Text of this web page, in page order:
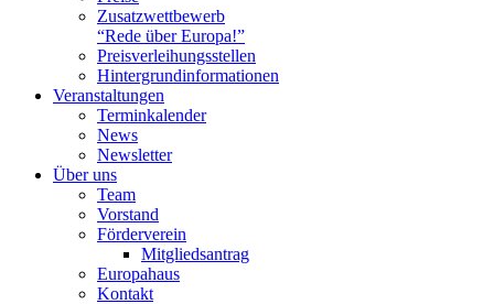
Zusatzwettbewerb
“Rede über Europa!”
Preisverleihungsstellen
Hintergrundinformationen
Veranstaltungen
Terminkalender
News
Newsletter
Über uns
Team
Vorstand
Förderverein
Mitgliedsantrag
Europahaus
Kontakt